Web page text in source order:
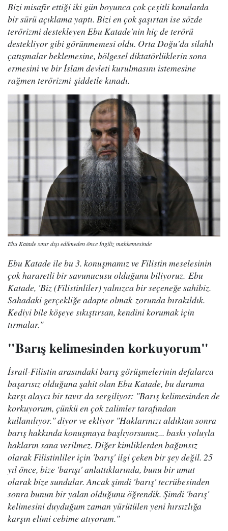
Bizi misafir ettiği iki gün boyunca çok çeşitli konularda
bir sürü açıklama yaptı. Bizi en çok şaşırtan ise sözde
terörizmi destekleyen Ebu Katade'nin hiç de terörü
destekliyor gibi görünmemesi oldu. Orta Doğu'da silahlı
çatışmalar beklemesine, bölgesel diktatörlüklerin sona
ermesini ve bir İslam devleti kurulmasını istemesine
rağmen terörizmi şiddetle kınadı.
Ebu Katade sınır dışı edilmeden önce İngiliz mahkemesinde
Ebu Katade ile bu 3. konuşmamız ve Filistin meselesinin
çok hararetli bir savunucusu olduğunu biliyoruz. Ebu
Katade, 'Biz (Filistinliler) yalnızca bir seçeneğe sahibiz.
Sahadaki gerçekliğe adapte olmak zorunda bırakıldık.
Kediyi bile köşeye sıkıştırsan, kendini korumak için
tırmalar."
"Barış kelimesinden korkuyorum"
İsrail-Filistin arasındaki barış görüşmelerinin defalarca
başarısız olduğuna şahit olan Ebu Katade, bu duruma
karşı alaycı bir tavır da sergiliyor: "Barış kelimesinden de
korkuyorum, çünkü en çok zalimler tarafından
kullanılıyor." diyor ve ekliyor "Haklarınızı aldıktan sonra
barış hakkında konuşmaya başlıyorsunuz... baskı yoluyla
hakların sana verilmez. Diğer kimliklerden bağımsız
olarak Filistinliler için 'barış' ilgi çeken bir şey değil. 25
yıl önce, bize 'barışı' anlattıklarında, bunu bir umut
olarak bize sundular. Ancak şimdi 'barış' tecrübesinden
sonra bunun bir yalan olduğunu öğrendik. Şimdi 'barış'
kelimesini duyduğum zaman yürütülen yeni hırsızlığa
karşın elimi cebime atıyorum."